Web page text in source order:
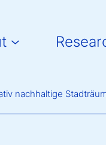
nachhaltige